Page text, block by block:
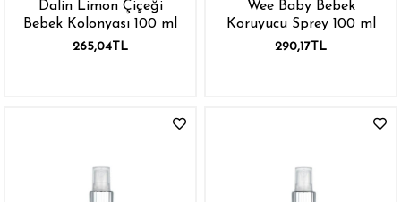
Dalin Limon Çiçeği
Bebek Kolonyası 100 ml
265,04TL
Wee Baby Bebek
Koruyucu Sprey 100 ml
290,17TL